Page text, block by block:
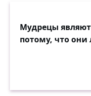
Мудрецы
потому, что они